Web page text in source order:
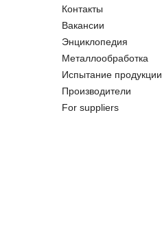
Контакты
Вакансии
Энциклопедия
Металлообработка
Испытание продукции
Производители
For suppliers